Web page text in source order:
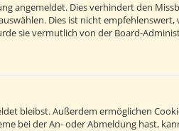
angemeldet. Dies verhindert den
Dies ist nicht
sie vermutlich von der Board-
bleibst. Außerdem ermöglichen
bei der An- oder Abmeldung hast,